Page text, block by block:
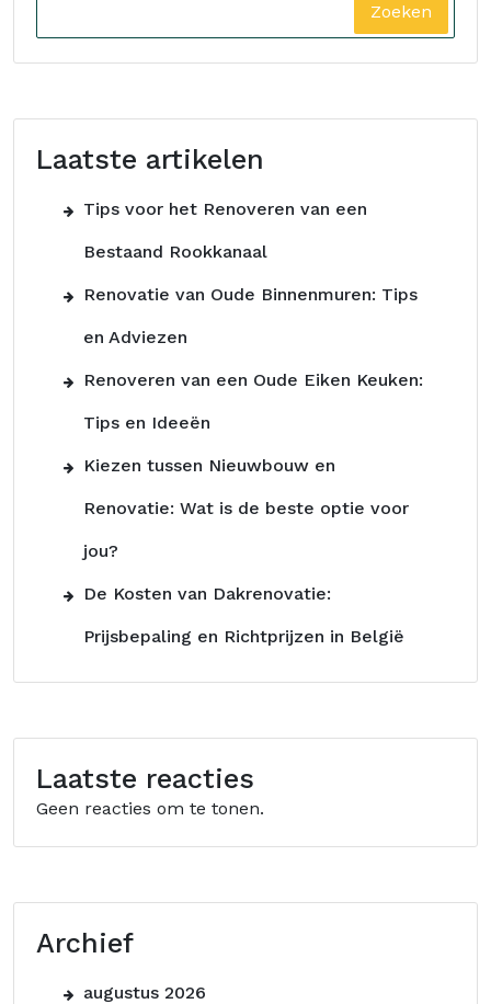
Zoeken
Laatste artikelen
Tips voor het Renoveren van een
Bestaand Rookkanaal
Renovatie van Oude Binnenmuren: Tips
en Adviezen
Renoveren van een Oude Eiken Keuken:
Tips en Ideeën
Kiezen tussen Nieuwbouw en
Renovatie: Wat is de beste optie voor
jou?
De Kosten van Dakrenovatie:
Prijsbepaling en Richtprijzen in België
Laatste reacties
Geen reacties om te tonen.
Archief
augustus 2026